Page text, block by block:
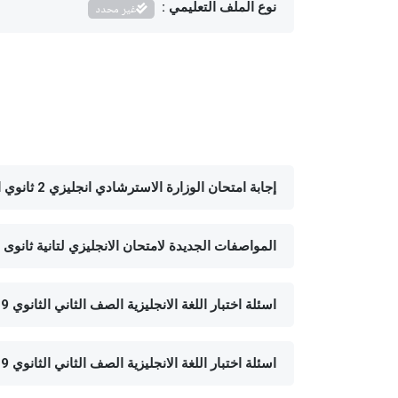
نوع الملف التعليمي : غير محدد
إجابة امتحان الوزارة الاسترشادي انجليزي 2 ثانوي الفصل الدراسي الأول 2020
المواصفات الجديدة لامتحان الانجليزي لتانية ثانوى 2020 الفصل الدراسي الاول
اسئلة اختبار اللغة الانجليزية الصف الثاني الثانوي 2019 - الفصل الدراسي الثاني - الشرقية
اسئلة اختبار اللغة الانجليزية الصف الثاني الثانوي 2019 - الفصل الدراسي الأول- الجيزة